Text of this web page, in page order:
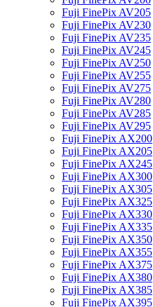
Fuji FinePix AV205
Fuji FinePix AV230
Fuji FinePix AV235
Fuji FinePix AV245
Fuji FinePix AV250
Fuji FinePix AV255
Fuji FinePix AV275
Fuji FinePix AV280
Fuji FinePix AV285
Fuji FinePix AV295
Fuji FinePix AX200
Fuji FinePix AX205
Fuji FinePix AX245
Fuji FinePix AX300
Fuji FinePix AX305
Fuji FinePix AX325
Fuji FinePix AX330
Fuji FinePix AX335
Fuji FinePix AX350
Fuji FinePix AX355
Fuji FinePix AX375
Fuji FinePix AX380
Fuji FinePix AX385
Fuji FinePix AX395